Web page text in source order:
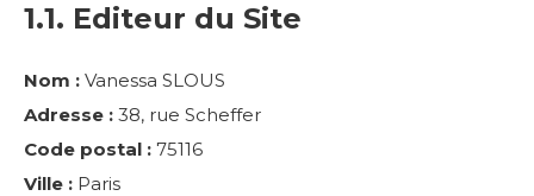
1.1. Editeur du Site
Nom : Vanessa SLOUS
Adresse : 38, rue Scheffer
Code postal : 75116
Ville : Paris